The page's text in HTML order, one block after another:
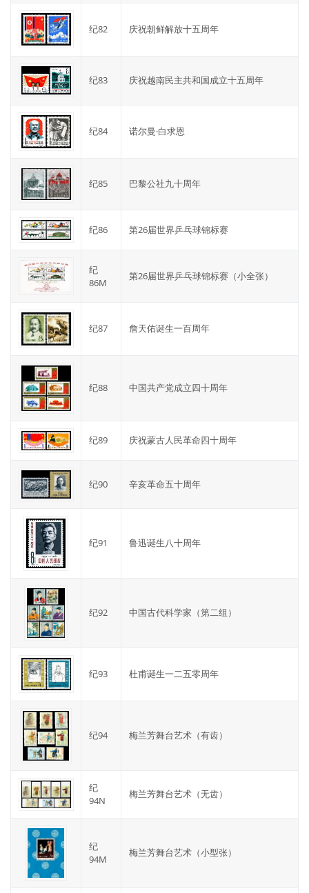
纪82 庆祝朝鲜解放十五周年
纪83 庆祝越南民主共和国成立十五周年
纪84 诺尔曼·白求恩
纪85 巴黎公社九十周年
纪86 第26届世界乒乓球锦标赛
纪
86M
第26届世界乒乓球锦标赛（小全张）
纪87 詹天佑诞生一百周年
纪88 中国共产党成立四十周年
纪89 庆祝蒙古人民革命四十周年
纪90 辛亥革命五十周年
纪91 鲁迅诞生八十周年
纪92 中国古代科学家（第二组）
纪93 杜甫诞生一二五零周年
纪94 梅兰芳舞台艺术（有齿）
纪
94N
梅兰芳舞台艺术（无齿）
纪
94M
梅兰芳舞台艺术（小型张）